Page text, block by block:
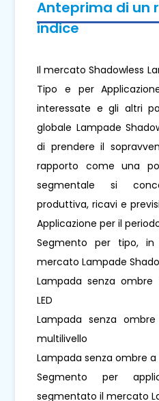
Anteprima di un
indice
Il mercato Shadowless
Tipo e per
interessate e gli altri
globale Lampade
di prendere il
rapporto come una
segmentale si
produttiva, ricavi e
Applicazione per il
Segmento per tipo,
mercato Lampade
Lampada senza
LED
Lampada senza
multilivello
Lampada senza ombre
Segmento per
segmentato il mercato